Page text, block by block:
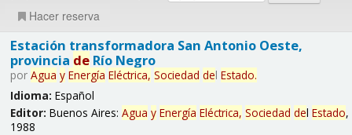
Hacer reserva
Estación transformadora San Antonio Oeste,
provincia deRío Negro
por Agua y Energía Eléctrica, Sociedad del Estado.
Idioma: Español
Editor: Buenos Aires: Agua y Energía Eléctrica, Sociedad del Estado,
1988